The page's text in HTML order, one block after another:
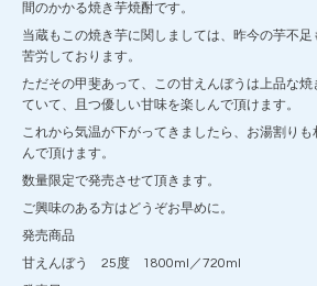
間のかかる焼き芋焼酎です。
当蔵もこの焼き芋に関しましては、昨今の芋不
苦労しております。
ただその甲斐あって、この甘えんぼうは上品な焼
ていて、且つ優しい甘味を楽しんで頂けます。
これから気温が下がってきましたら、お湯割り
んで頂けます。
数量限定で発売させて頂きます。
ご興味のある方はどうぞお早めに。
発売商品
甘えんぼう 25度 1800ml／720ml